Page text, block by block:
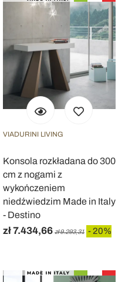
VIADURINI LIVING
Konsola rozkładana do 300
cm z nogami z
wykończeniem
niedźwiedzim Made in Italy
- Destino
zł 7.434,66 zł 9.293,31 - 20%